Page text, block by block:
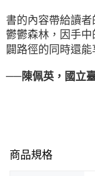
書的內容帶給讀
鬱鬱森林，因手
闢路徑的同時還
──陳佩英，國立
商品規格